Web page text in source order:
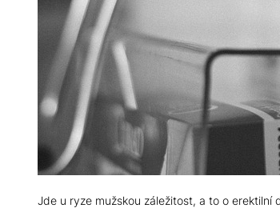
Jde u ryze mužskou záležitost, a to o